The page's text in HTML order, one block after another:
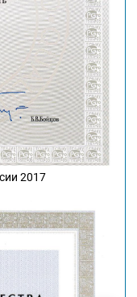
2017